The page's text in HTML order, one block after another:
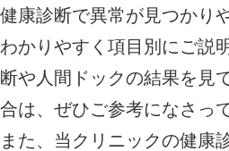
健康診断で異常が見つかり
わかりやすく項目別にご説
断や人間ドックの結果を見
合は、ぜひご参考になさっ
また、当クリニックの健康